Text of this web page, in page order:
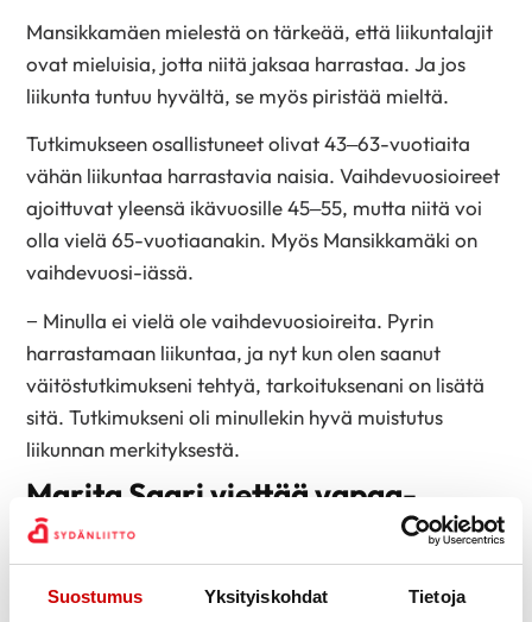
Suostumus Yksityiskohdat Tietoja
Mansikkamäen mielestä on tärkeää, että liikuntalajit
ovat mieluisia, jotta niitä jaksaa harrastaa. Ja jos
liikunta tuntuu hyvältä, se myös piristää mieltä.
Tutkimukseen osallistuneet olivat 43–63-vuotiaita
vähän liikuntaa harrastavia naisia. Vaihdevuosioireet
ajoittuvat yleensä ikävuosille 45–55, mutta niitä voi
olla vielä 65-vuotiaanakin. Myös Mansikkamäki on
vaihdevuosi-iässä.
− Minulla ei vielä ole vaihdevuosioireita. Pyrin
harrastamaan liikuntaa, ja nyt kun olen saanut
väitöstutkimukseni tehtyä, tarkoituksenani on lisätä
sitä. Tutkimukseni oli minullekin hyvä muistutus
liikunnan merkityksestä.
Marita Saari viettää vapaa-
aikansa liikkuen
suunnistusta, pyöräilyä, sienestystä, marjastusta,